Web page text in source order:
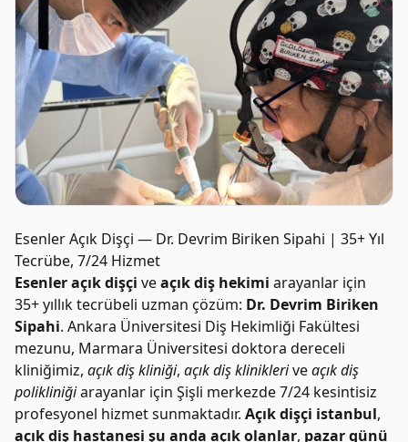
Esenler Açık Dişçi — Dr. Devrim Biriken Sipahi | 35+ Yıl
Tecrübe, 7/24 Hizmet
Esenler açık dişçi veaçık diş hekimi arayanlar için
35+ yıllık tecrübeli uzman çözüm: Dr. Devrim Biriken
Sipahi. Ankara Üniversitesi Diş Hekimliği Fakültesi
mezunu, Marmara Üniversitesi doktora dereceli
kliniğimiz, açık diş kliniği, açık diş klinikleriveaçık diş
polikliniğiarayanlar için Şişli merkezde 7/24 kesintisiz
profesyonel hizmet sunmaktadır. Açık dişçi istanbul,
açık diş hastanesi şu anda açık olanlar, pazar günü